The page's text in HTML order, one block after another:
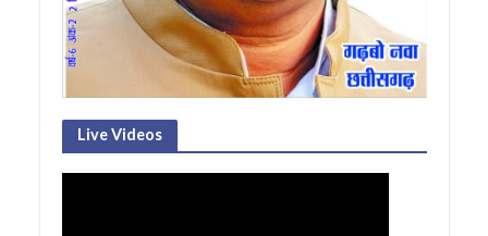
Live Videos